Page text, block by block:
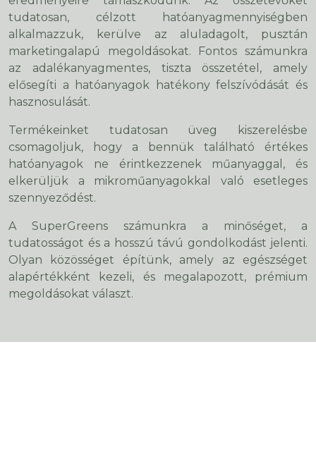
tudatosan, célzott hatóanyagmennyiségben
alkalmazzuk, kerülve az aluladagolt, pusztán
marketingalapú megoldásokat. Fontos számunkra
az adalékanyagmentes, tiszta összetétel, amely
elősegíti a hatóanyagok hatékony felszívódását és
hasznosulását.
Termékeinket tudatosan üveg kiszerelésbe
csomagoljuk, hogy a bennük található értékes
hatóanyagok ne érintkezzenek műanyaggal, és
elkerüljük a mikroműanyagokkal való esetleges
szennyeződést.
A SuperGreens számunkra a minőséget, a
tudatosságot és a hosszú távú gondolkodást jelenti.
Olyan közösséget építünk, amely az egészséget
alapértékként kezeli, és megalapozott, prémium
megoldásokat választ.